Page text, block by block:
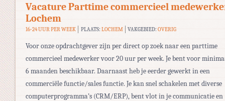
Vacature Parttime commercieel
Lochem
16-24 UUR PER WEEK PLAATS: LOCHEM VAKGEBIED:OVERIG
Voor onze opdrachtgever zijn per direct op zoek naar een parttime
commercieel medewerker voor 20 uur per week. Je bent voor
6 maanden beschikbaar. Daarnaast heb je eerder gewerkt in een
commerciële functie/sales functie. Je kan snel schakelen met diverse
computerprogramma’s (CRM/ERP), bent vlot in je communicatie en